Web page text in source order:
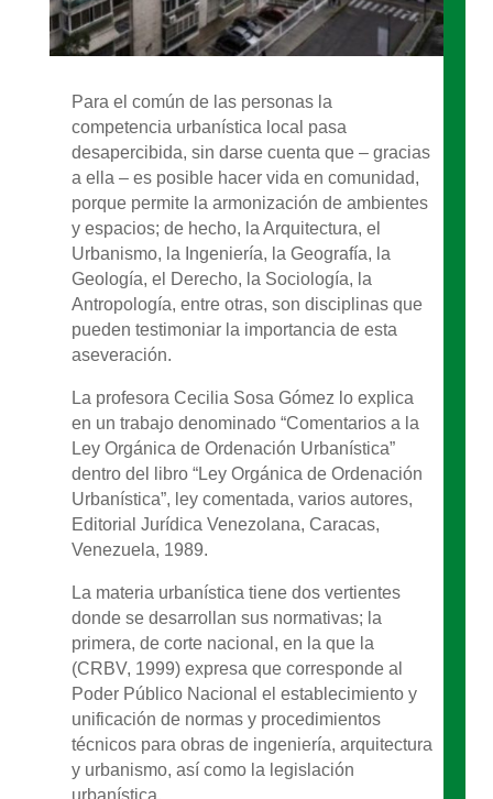
Para el común de las personas la
competencia urbanística local pasa
desapercibida, sin darse cuenta que – gracias
a ella – es posible hacer vida en comunidad,
porque permite la armonización de ambientes
y espacios; de hecho, la Arquitectura, el
Urbanismo, la Ingeniería, la Geografía, la
Geología, el Derecho, la Sociología, la
Antropología, entre otras, son disciplinas que
pueden testimoniar la importancia de esta
aseveración.
La profesora Cecilia Sosa Gómez lo explica
en un trabajo denominado “Comentarios a la
Ley Orgánica de Ordenación Urbanística”
dentro del libro “Ley Orgánica de Ordenación
Urbanística”, ley comentada, varios autores,
Editorial Jurídica Venezolana, Caracas,
Venezuela, 1989.
La materia urbanística tiene dos vertientes
donde se desarrollan sus normativas; la
primera, de corte nacional, en la que la
(CRBV, 1999) expresa que corresponde al
Poder Público Nacional el establecimiento y
unificación de normas y procedimientos
técnicos para obras de ingeniería, arquitectura
y urbanismo, así como la legislación